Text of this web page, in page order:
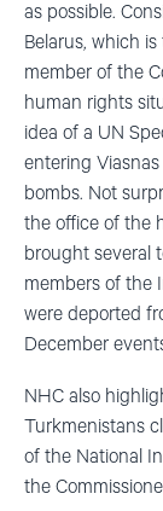
as possible.
Belarus, which
member of the
human rights
idea of a UN
entering
bombs. Not
the office of the
brought several
members of the
were deported
December
NHC also
Turkmenistans
of the National
the